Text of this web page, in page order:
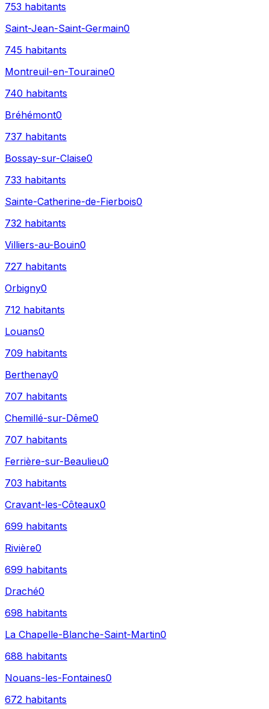
753 habitants
Saint-Jean-Saint-Germain0
745 habitants
Montreuil-en-Touraine0
740 habitants
Bréhémont0
737 habitants
Bossay-sur-Claise0
733 habitants
Sainte-Catherine-de-Fierbois0
732 habitants
Villiers-au-Bouin0
727 habitants
Orbigny0
712 habitants
Louans0
709 habitants
Berthenay0
707 habitants
Chemillé-sur-Dême0
707 habitants
Ferrière-sur-Beaulieu0
703 habitants
Cravant-les-Côteaux0
699 habitants
Rivière0
699 habitants
Draché0
698 habitants
La Chapelle-Blanche-Saint-Martin0
688 habitants
Nouans-les-Fontaines0
672 habitants